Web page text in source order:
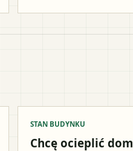
STAN BUDYNKU
Chcę ocieplić dom